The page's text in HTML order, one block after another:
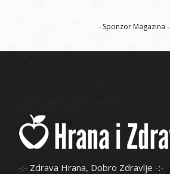
- Sponzor Magazina -
-:- Zdrava Hrana, Dobro Zdravlje -:-